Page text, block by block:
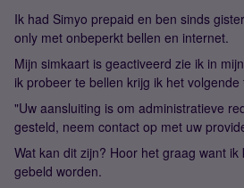
Ik had Simyo prepaid en ben sinds
only met onbeperkt bellen en internet.
Mijn simkaart is geactiveerd zie ik in
ik probeer te bellen krijg ik het volgende
"Uw aansluiting is om administratieve
gesteld, neem contact op met uw
Wat kan dit zijn? Hoor het graag want
gebeld worden.